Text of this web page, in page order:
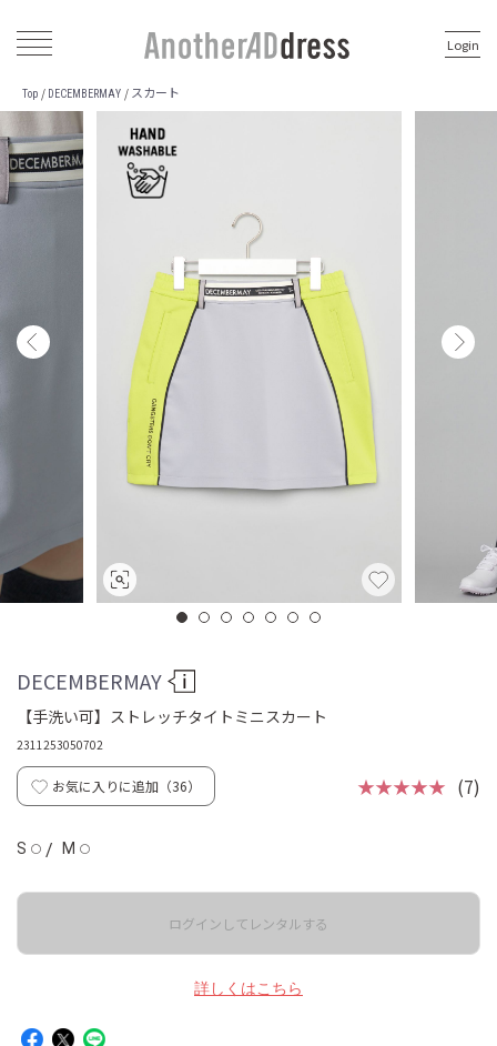
Login
Top / DECEMBERMAY / スカート
DECEMBERMAY
【手洗い可】ストレッチタイトミニスカート
2311253050702
お気に入りに追加（36） ★★★★★ (7)
S ◯ / M ◯
ログインしてレンタルする
詳しくはこちら